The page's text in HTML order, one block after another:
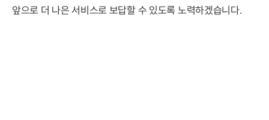
앞으로 더 나은 서비스로 보답할 수 있도록 노력하겠습니다.